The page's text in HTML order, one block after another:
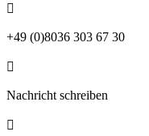

+49 (0)8036 303 67 30

Nachricht schreiben
